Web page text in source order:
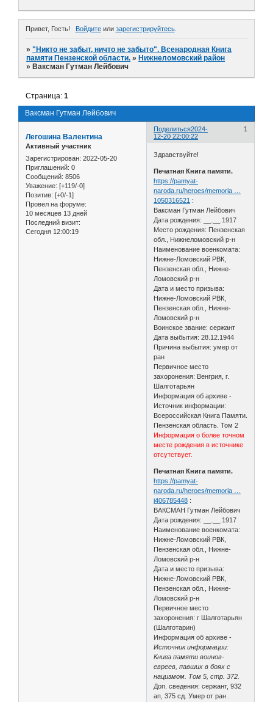
Привет, Гость! Войдитеили зарегистрируйтесь.
»"Никто не забыт, ничто не забыто". Всенародная Книга
памяти Пензенской области. » Нижнеломовский район
» Ваксман Гутман Лейбович
Ваксман Гутман Лейбович
Страница:1
Поделиться 1
2024-
12-20 22:00:22
Легошина Валентина
Активный участник
Зарегистрирован: 2022-05-20
Приглашений: 0
Сообщений: 8506
Уважение: [+119/-0]
Позитив: [+0/-1]
Провел на форуме:
10 месяцев 13 дней
Последний визит:
Сегодня 12:00:19
Здравствуйте!
Печатная Книга памяти.
https://pamyat-
naroda.ru/heroes/memoria …
1050316521 :
Ваксман Гутман Лейбович
Дата рождения: __.__.1917
Место рождения: Пензенская
обл., Нижнеломовский р-н
Наименование военкомата:
Нижне-Ломовский РВК,
Пензенская обл., Нижне-
Ломовский р-н
Дата и место призыва:
Нижне-Ломовский РВК,
Пензенская обл., Нижне-
Ломовский р-н
Воинское звание: сержант
Дата выбытия: 28.12.1944
Причина выбытия: умер от
ран
Первичное место
захоронения: Венгрия, г.
Шалготарьян
Информация об архиве -
Источник информации:
Всероссийская Книга Памяти.
Пензенская область. Том 2
Информация о более точном
месте рождения в источнике
отсутствует.
Печатная Книга памяти.
https://pamyat-
naroda.ru/heroes/memoria …
i406785448 :
ВАКСМАН Гутман Лейбович
Дата рождения: __.__.1917
Наименование военкомата:
Нижне-Ломовский РВК,
Пензенская обл., Нижне-
Ломовский р-н
Дата и место призыва:
Нижне-Ломовский РВК,
Пензенская обл., Нижне-
Ломовский р-н
Первичное место
захоронения: г Шалготарьян
(Шалготарин)
Информация об архиве -
Источник информации:
Книга памяти воинов-
евреев, павших в боях с
нацизмом. Том 5, стр. 372.
Доп. сведения: сержант, 932
ап, 375 сд. Умер от ран .